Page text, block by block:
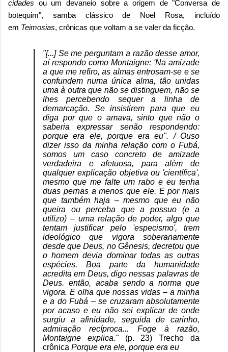
cidades ou um devaneio sobre a origem de "Conversa de
botequim", samba clássico de Noel Rosa, incluído
em Teimosias, crônicas que voltam a se valer da ficção.
"[...] Se me perguntam a razão desse amor,
aí respondo como Montaigne: 'Na amizade
a que me refiro, as almas entrosam-se e se
confundem numa única alma, tão unidas
uma à outra que não se distinguem, não se
lhes percebendo sequer a linha de
demarcação. Se insistirem para que eu
diga por que o amava, sinto que não o
saberia expressar senão respondendo:
porque era ele, porque era eu". / Ouso
dizer isso da minha relação com o Fubá,
somos um caso concreto de amizade
verdadeira e afetuosa, para além de
qualquer explicação objetiva ou 'científica',
mesmo que me falte um rabo e eu tenha
duas pernas a menos que ele. E por mais
que também haja – mesmo que eu não
queira ou perceba que a possuo (e a
utilizo) – uma relação de poder, algo que
tentam justificar pelo 'especismo', trem
ideológico que vigora soberanamente
desde que Deus, no Gênesis, decretou que
o homem devia dominar todas as outras
espécies. Boa parte da humanidade
acredita em Deus, digo nessas palavras de
Deus. então, acaba sendo a norma que
vigora. E olha que nossas vidas – a minha
e a do Fubá – se cruzaram absolutamente
por acaso e eu não sei explicar de onde
surgiu a afinidade, seguida de carinho,
admiração recíproca... Foge à razão,
Montaigne explica."(p. 23) Trecho da
crônica Porque era ele, porque era eu